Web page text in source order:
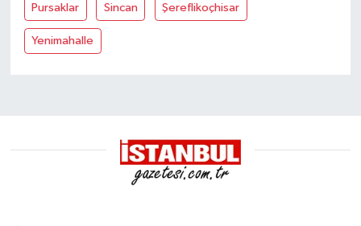
Pursaklar Sincan Şereflikoçhisar
Yenimahalle